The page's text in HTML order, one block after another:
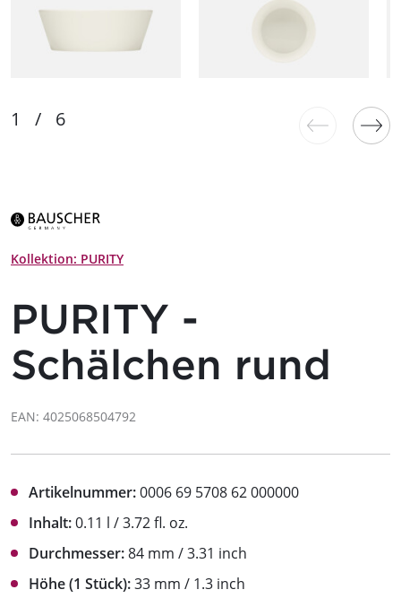
Kollektion: PURITY
PURITY -
Schälchen rund
EAN: 4025068504792
Artikelnummer:0006 69 5708 62 000000
Inhalt:0.11 l / 3.72 fl. oz.
Durchmesser:84 mm / 3.31 inch
Höhe (1 Stück):33 mm / 1.3 inch